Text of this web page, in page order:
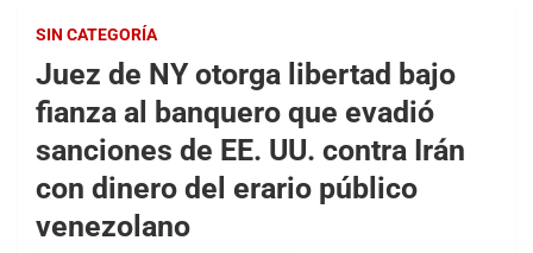
SIN CATEGORÍA
Juez de NY otorga libertad bajo
fianza al banquero que evadió
sanciones de EE. UU. contra Irán
con dinero del erario público
venezolano